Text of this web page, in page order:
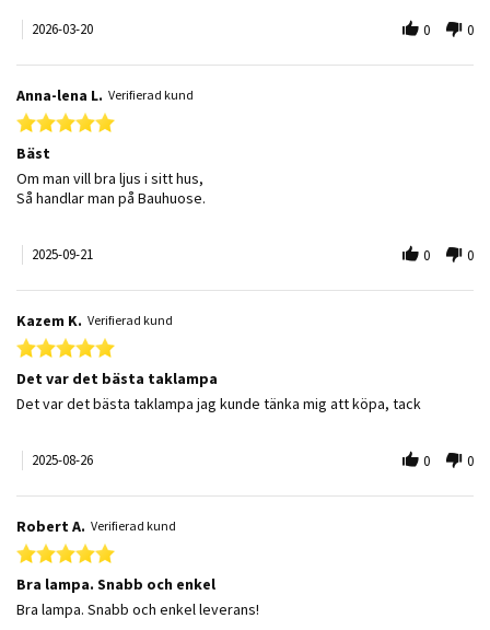
2026-03-20 0 0
Anna-lena L. Verifierad kund
5.0 star rating
Bäst
Review by Anna-lena L. on 21 Sep 2025
review stating Bäst
Om man vill bra ljus i sitt hus,
Så handlar man på Bauhuose.
2025-09-21 0 0
Kazem K. Verifierad kund
5.0 star rating
Det var det bästa taklampa
Review by Kazem K. on 26 Aug 2025
review stating Det var det bästa taklampa
Det var det bästa taklampa jag kunde tänka mig att köpa, tack
2025-08-26 0 0
Robert A. Verifierad kund
5.0 star rating
Bra lampa. Snabb och enkel
Review by Robert A. on 7 Feb 2022
review stating Bra lampa. Snabb och enkel
Bra lampa. Snabb och enkel leverans!